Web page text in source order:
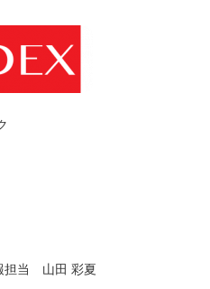
当 山田 彩夏